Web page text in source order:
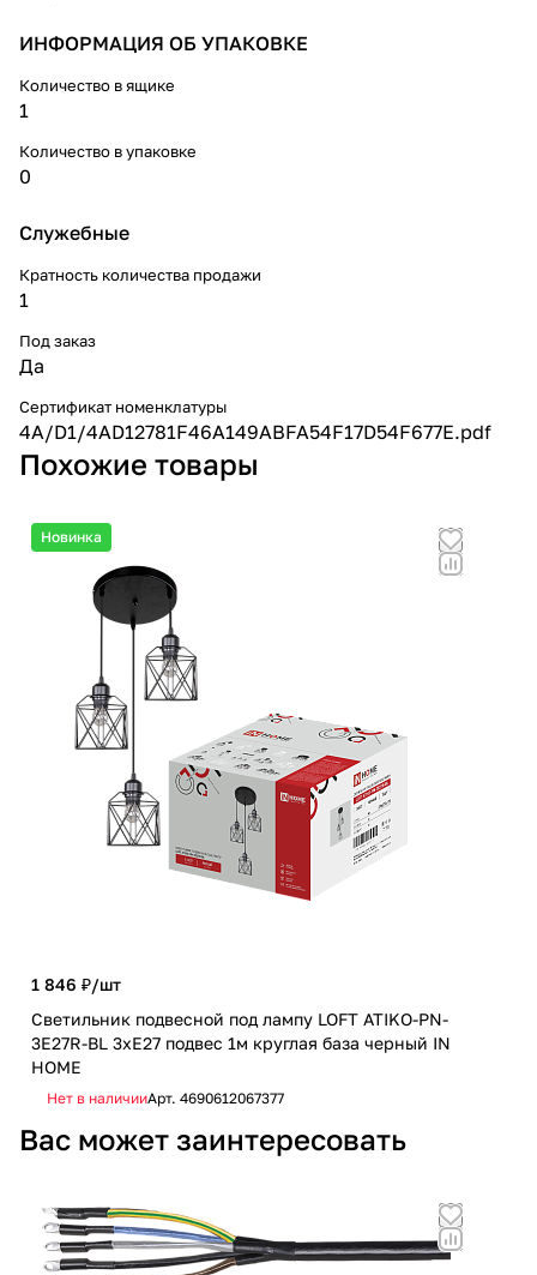
ИНФОРМАЦИЯ ОБ УПАКОВКЕ
Количество в ящике
1
Количество в упаковке
0
Служебные
Кратность количества продажи
1
Под заказ
Да
Сертификат номенклатуры
4A/D1/4AD12781F46A149ABFA54F17D54F677E.pdf
Похожие товары
Новинка
1 846 ₽/шт
Светильник подвесной под лампу LOFT ATIKO-PN-
3E27R-BL 3хЕ27 подвес 1м круглая база черный IN
HOME
Нет в наличииАрт. 4690612067377
Вас может заинтересовать